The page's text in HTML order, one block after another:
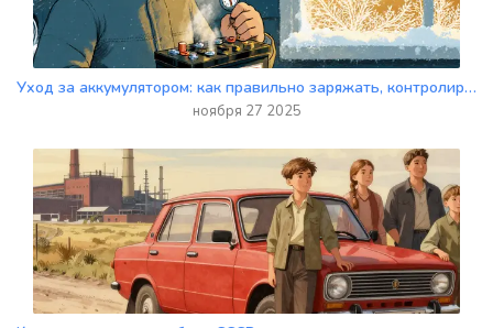
Уход за аккумулятором: как правильно заряжать, контролировать плотность электролита и хранить зимой
ноября 27 2025